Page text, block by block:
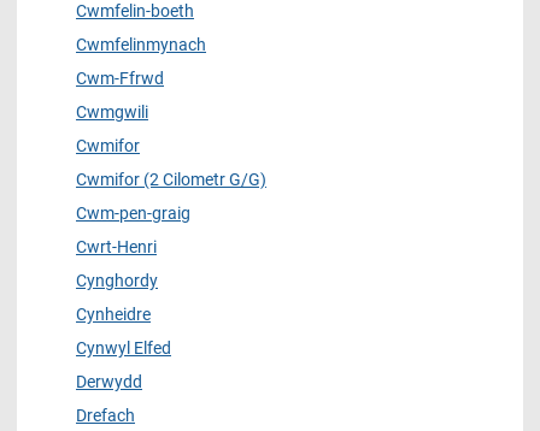
Cwmfelin-boeth
Cwmfelinmynach
Cwm-Ffrwd
Cwmgwili
Cwmifor
Cwmifor (2 Cilometr G/G)
Cwm-pen-graig
Cwrt-Henri
Cynghordy
Cynheidre
Cynwyl Elfed
Derwydd
Drefach